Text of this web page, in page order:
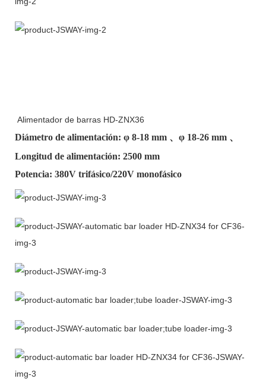
Alimentador de barras HD-ZNX36
Diámetro de alimentación: φ 8-18 mm 、φ 18-26 mm 、
Longitud de alimentación: 2500 mm
Potencia: 380V trifásico/220V monofásico